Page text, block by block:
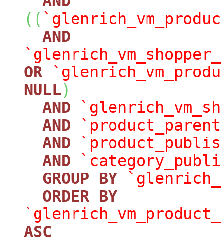
( (
AND
OR
NULL)
AND
AND
AND
AND
GROUP
BY
ORDER BY
ASC